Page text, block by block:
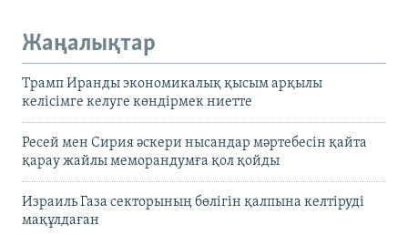
Жаңалықтар
Трамп Иранды экономикалық қысым арқылы
келісімге келуге көндірмек ниетте
Ресей мен Сирия әскери нысандар мәртебесін қайта
қарау жайлы меморандумға қол қойды
Израиль Газа секторының бөлігін қалпына келтіруді
мақұлдаған